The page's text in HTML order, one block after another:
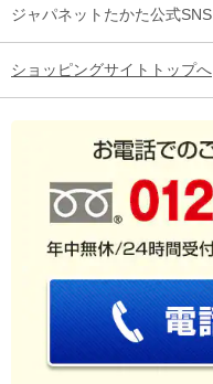
ジャパネットたかた公式SNS
ショッピングサイトトップへ